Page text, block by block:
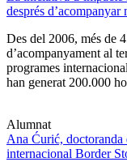
després
Des del 2006, més de
d’acompanyament al
programes
han generat 200.000
Alumnat
Ana Ćurić,
internacional Border